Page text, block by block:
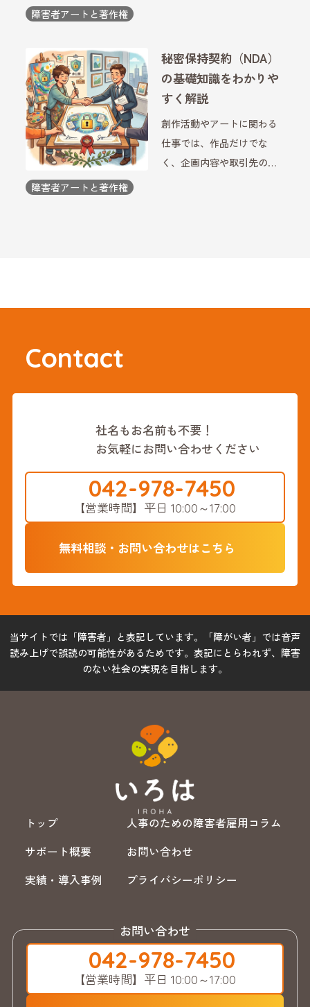
障害者アートと著作権
心して活用するための取り
決めが欠かせません。近年
は、口頭での約束ではなく
契約 […]
障害者アートと著作権
秘密保持契約（NDA）
の基礎知識をわかりや
すく解説
創作活動やアートに関わる
仕事では、作品だけでな
く、企画内容や取引先の情
Contact
社名もお名前も不要！
お気軽にお問い合わせください
042-978-7450
【営業時間】 平日 10:00～17:00
無料相談・お問い合わせはこちら
当サイトでは「障害者」と表記しています。「障がい者」では音声
読み上げで誤読の可能性があるためです。表記にとらわれず、障害
のない社会の実現を目指します。
トップ
サポート概要
実績・導入事例
人事のための障害者雇用コラム
お問い合わせ
プライバシーポリシー
お問い合わせ
042-978-7450
【営業時間】 平日 10:00～17:00